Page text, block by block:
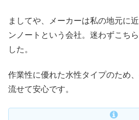
ましてや、メーカーは私の地元に
ンノートという会社。迷わずこち
した。
作業性に優れた水性タイプのため
流せて安心です。